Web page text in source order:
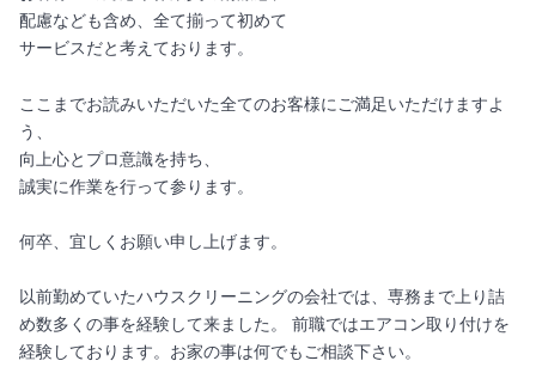
配慮なども含め、全て揃って初めて
サービスだと考えております。
ここまでお読みいただいた全てのお客様にご満足いただけますよ
う、
向上心とプロ意識を持ち、
誠実に作業を行って参ります。
何卒、宜しくお願い申し上げます。
以前勤めていたハウスクリーニングの会社では、専務まで上り詰
め数多くの事を経験して来ました。 前職ではエアコン取り付けを
経験しております。お家の事は何でもご相談下さい。